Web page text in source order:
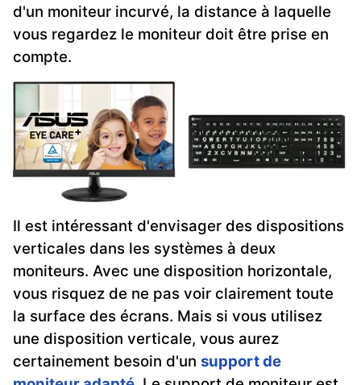
d'un moniteur incurvé, la distance à laquelle
vous regardez le moniteur doit être prise en
compte.
Il est intéressant d'envisager des dispositions
verticales dans les systèmes à deux
moniteurs. Avec une disposition horizontale,
vous risquez de ne pas voir clairement toute
la surface des écrans. Mais si vous utilisez
une disposition verticale, vous aurez
certainement besoin d'un support de